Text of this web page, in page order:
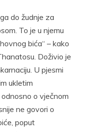
do žudnje za
To je u njemu
bića“ – kako
Doživio je
U pjesmi
ukletim
odnosno o vječnom
ne govori o
poput